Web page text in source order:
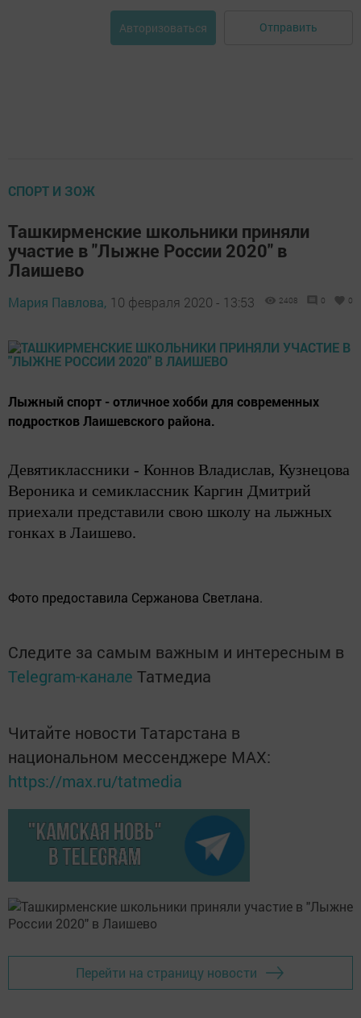
Авторизоваться Отправить
СПОРТ И ЗОЖ
Ташкирменские школьники приняли
участие в "Лыжне России 2020" в
Лаишево
Мария Павлова, 10 февраля 2020 - 13:53 2408 0 0
Лыжный спорт - отличное хобби для современных
подростков Лаишевского района.
Девятиклассники - Коннов Владислав, Кузнецова
Вероника и семиклассник Каргин Дмитрий
приехали представили свою школу на лыжных
гонках в Лаишево.
Фото предоставила Сержанова Светлана.
Следите за самым важным и интересным в
Telegram-канале Татмедиа
Читайте новости Татарстана в
национальном мессенджере MАХ:
https://max.ru/tatmedia
Перейти на страницу новости